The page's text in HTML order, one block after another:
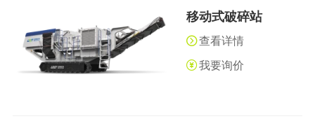
移动式破碎站
查看详情
我要询价